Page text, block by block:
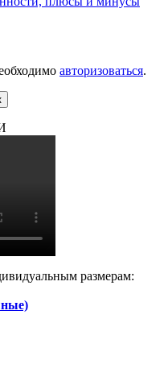
авторизоваться.
размерам: